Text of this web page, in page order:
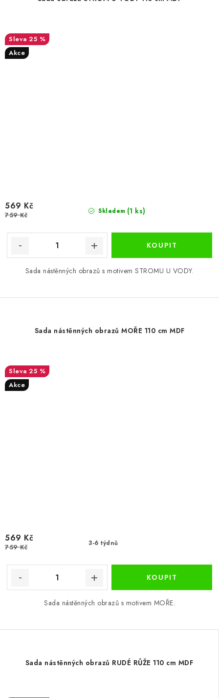
25 %
Akce
Skladem (1 ks)
569 Kč
759 Kč
Sada nástěnných obrazů s motivem STROMU U VODY.
Sada nástěnných obrazů MOŘE 110 cm MDF
25 %
Akce
3-6 týdnů
569 Kč
759 Kč
Sada nástěnných obrazů s motivem MOŘE.
Sada nástěnných obrazů RUDÉ RŮŽE 110 cm MDF